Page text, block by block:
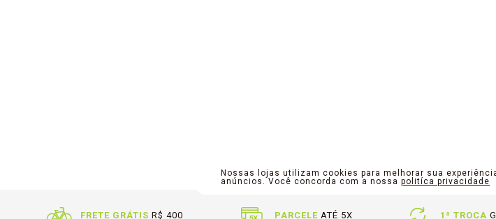
FRETE GRÁTIS R$ 400 PARCELEATÉ 5X 1ª TROCA
Nossas lojas utilizam cookies para melhorar sua
anúncios. Você concorda com a nossapolitíca privacidade